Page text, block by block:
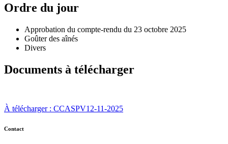
Ordre du jour
Approbation du compte-rendu du 23 octobre 2025
Goûter des aînés
Divers
Documents à télécharger
À télécharger : CCASPV12-11-2025
Contact